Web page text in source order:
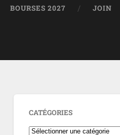
BOURSES 2027 JOIN
CATÉGORIES